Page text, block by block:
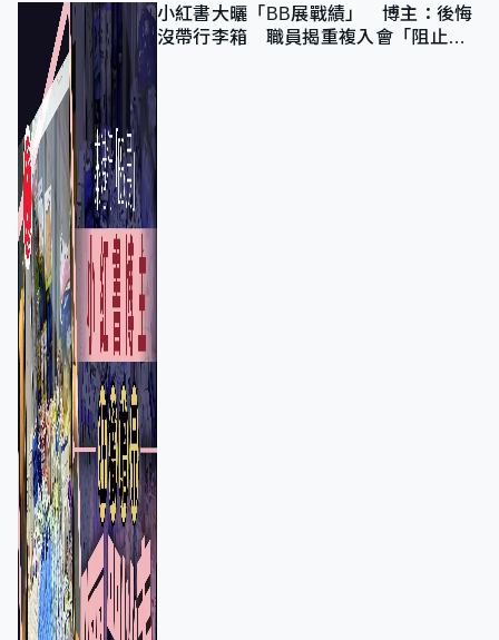
小紅書大曬「BB展戰績」 博主：後悔
沒帶行李箱 職員揭重複入會「阻止唔